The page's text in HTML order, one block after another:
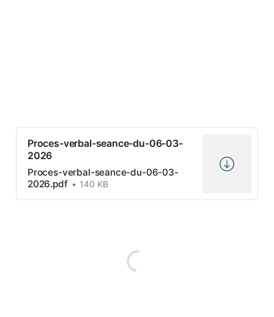
Proces-verbal-seance-du-06-03-
2026
Proces-verbal-seance-du-06-03-
2026.pdf
140 KB